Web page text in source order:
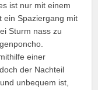
ist nur mit einem
ein Spaziergang mit
Sturm nass zu
einer
der Nachteil
unbequem ist,